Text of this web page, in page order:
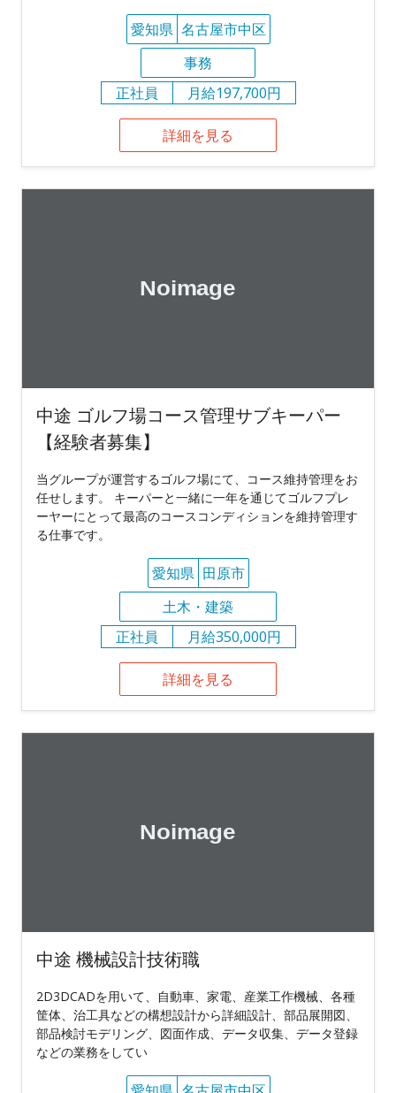
愛知県 名古屋市中区
事務
正社員
月給197,700円
詳細を見る
中途 ゴルフ場コース管理サブキーパー
【経験者募集】
当グループが運営するゴルフ場にて、コース維持管理をお
任せします。 キーパーと一緒に一年を通じてゴルフプレ
ーヤーにとって最高のコースコンディションを維持管理す
る仕事です。
愛知県 田原市
土木・建築
正社員
月給350,000円
詳細を見る
中途 機械設計技術職
2D3DCADを用いて、自動車、家電、産業工作機械、各種
筐体、治工具などの構想設計から詳細設計、部品展開図、
部品検討モデリング、図面作成、データ収集、データ登録
などの業務をしてい